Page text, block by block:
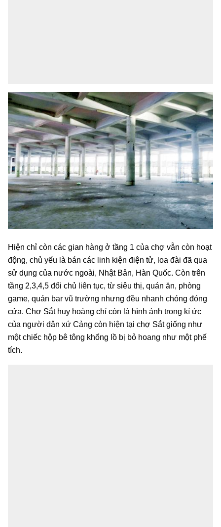
Hiện chỉ còn các gian hàng ở tầng 1 của chợ vẫn còn hoạt
động, chủ yếu là bán các linh kiện điện tử, loa đài đã qua
sử dụng của nước ngoài, Nhật Bản, Hàn Quốc. Còn trên
tầng 2,3,4,5 đổi chủ liên tục, từ siêu thị, quán ăn, phòng
game, quán bar vũ trường nhưng đều nhanh chóng đóng
cửa. Chợ Sắt huy hoàng chỉ còn là hình ảnh trong kí ức
của người dân xứ Cảng còn hiện tại chợ Sắt giống như
một chiếc hộp bê tông khổng lồ bị bỏ hoang như một phế
tích.